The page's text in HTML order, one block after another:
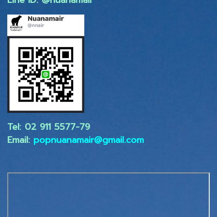
Tel: 02 ​911 5577-79
Email: popnuanamair@gmail.com